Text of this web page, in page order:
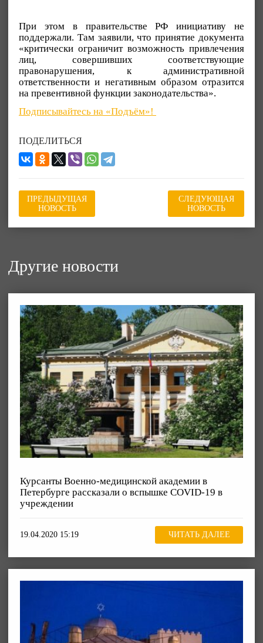
При этом в правительстве РФ инициативу не
поддержали. Там заявили, что принятие документа
«критически ограничит возможность привлечения
лиц, совершивших соответствующие
правонарушения, к административной
ответственности и негативным образом отразится
на превентивной функции законодательства».
Подписывайтесь на «Подъём»!
ПОДЕЛИТЬСЯ
ПРЕДЫДУЩАЯ
НОВОСТЬ
СЛЕДУЮЩАЯ
НОВОСТЬ
Другие новости
Курсанты Военно-медицинской академии в
Петербурге рассказали о вспышке COVID-19 в
учреждении
19.04.2020 15:19 ЧИТАТЬ ДАЛЕЕ